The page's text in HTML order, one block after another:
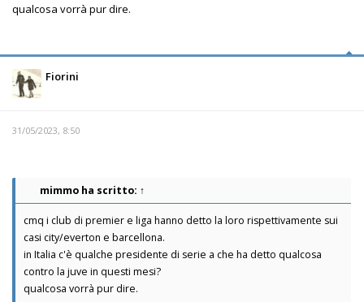
qualcosa vorrà pur dire.
Fiorini
31/05/2023, 8:50
mimmo ha scritto: ↑
cmq i club di premier e liga hanno detto la loro rispettivamente sui
casi city/everton e barcellona.
in Italia c'è qualche presidente di serie a che ha detto qualcosa
contro la juve in questi mesi?
qualcosa vorrà pur dire.